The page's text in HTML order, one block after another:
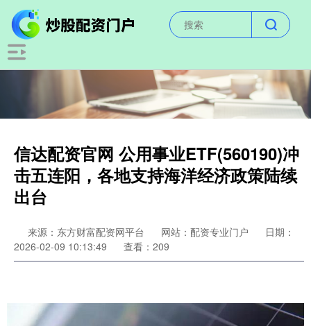
信达配资官网 公用事业ETF(560190)冲
击五连阳，各地支持海洋经济政策陆续
出台
来源：东方财富配资网平台 网站：配资专业门户
日期：
2026-02-09 10:13:49
查看：209